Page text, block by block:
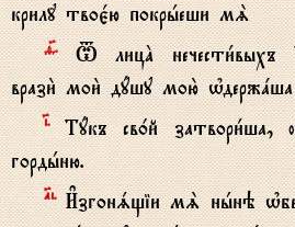
крил{ твоє1ю покрhеши мS
f7.T лицA нечести1выхъ
врази2 мои2 дyшу мою2 њдержaша
‹.Тyкъ св0й затвори1ша,
гордhню.
№i.И#згонsщіи мS нhнэ